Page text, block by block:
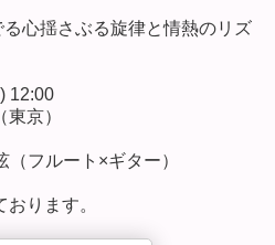
る心揺さぶる旋律と情熱のリズ
12:00
京）
フルート×ギター）
ります。